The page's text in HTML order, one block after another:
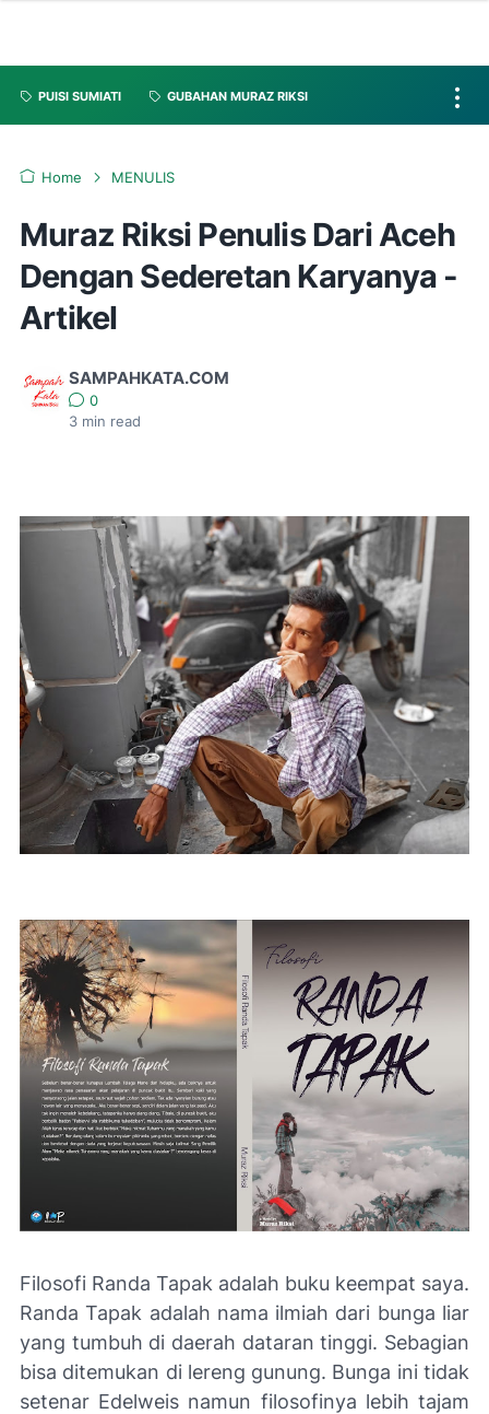
PUISI SUMIATI GUBAHAN MURAZ RIKSI
Home MENULIS
Muraz Riksi Penulis Dari Aceh
Dengan Sederetan Karyanya -
Artikel
SAMPAHKATA.COM
0
3 min read
Filosofi Randa Tapak adalah buku keempat saya.
Randa Tapak adalah nama ilmiah dari bunga liar
yang tumbuh di daerah dataran tinggi. Sebagian
bisa ditemukan di lereng gunung. Bunga ini tidak
setenar Edelweis namun filosofinya lebih tajam